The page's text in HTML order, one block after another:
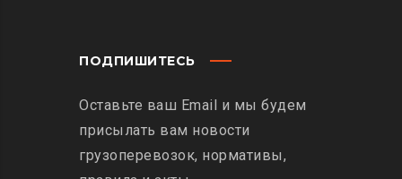
ПОДПИШИТЕСЬ
Оставьте ваш Email и мы будем
присылать вам новости
грузоперевозок, нормативы,